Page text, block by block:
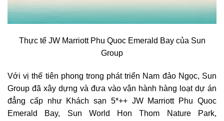
Thực tế JW Marriott Phu Quoc Emerald Bay của Sun
Group
Với vị thế tiên phong trong phát triển Nam đảo Ngọc, Sun
Group đã xây dựng và đưa vào vận hành hàng loạt dự án
đẳng cấp như Khách sạn 5*++ JW Marriott Phu Quoc
Emerald Bay, Sun World Hon Thom Nature Park,